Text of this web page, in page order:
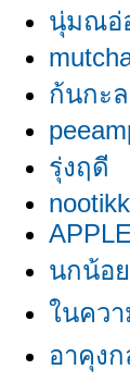
นุ่มณอ่
ก้นกะ
รุ่งฤดี
นกน้อ
นควา
อาคุง